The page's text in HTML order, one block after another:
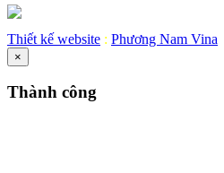
Thiết kế website : Phương Nam Vina
×
Thành công